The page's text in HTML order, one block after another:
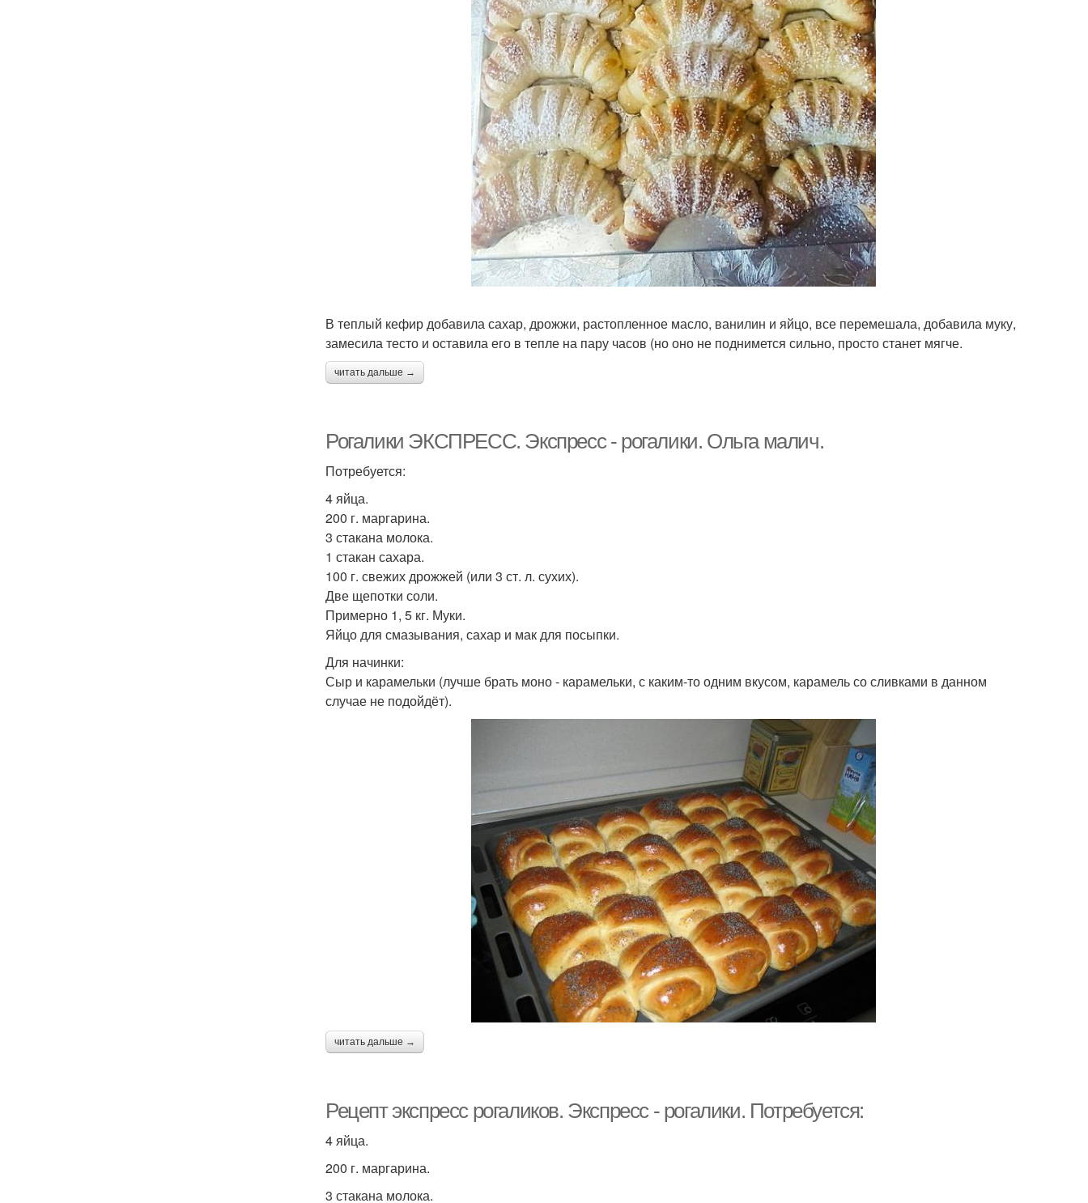
В теплый кефир добавила сахар, дрожжи, растопленное масло, ванилин и яйцо, все перемешала, добавила муку,
замесила тесто и оставила его в тепле на пару часов (но оно не поднимется сильно, просто станет мягче.
читать дальше →
Рогалики ЭКСПРЕСС. Экспресс - рогалики. Ольга малич.
Потребуется:
4 яйца.
200 г. маргарина.
3 стакана молока.
1 стакан сахара.
100 г. свежих дрожжей (или 3 ст. л. сухих).
Две щепотки соли.
Примерно 1, 5 кг. Муки.
Яйцо для смазывания, сахар и мак для посыпки.
Для начинки:
Сыр и карамельки (лучше брать моно - карамельки, с каким-то одним вкусом, карамель со сливками в данном
случае не подойдёт).
читать дальше →
Рецепт экспресс рогаликов. Экспресс - рогалики. Потребуется:
4 яйца.
200 г. маргарина.
3 стакана молока.